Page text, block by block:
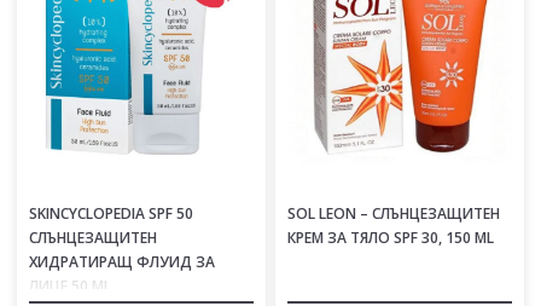
SKINCYCLOPEDIA SPF 50
СЛЪНЦЕЗАЩИТЕН
ХИДРАТИРАЩ ФЛУИД ЗА
ЛИЦЕ 50 ML
SOL LEON – СЛЪНЦЕЗАЩИТЕН
КРЕМ ЗА ТЯЛО SPF 30, 150 ML